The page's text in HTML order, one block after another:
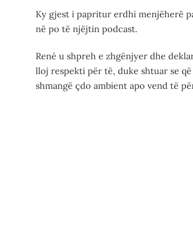
Ky gjest i papritur erdhi menjëherë
në po të njëjtin podcast.
René u shpreh e zhgënjyer dhe
lloj respekti për të, duke shtuar se
shmangë çdo ambient apo vend të